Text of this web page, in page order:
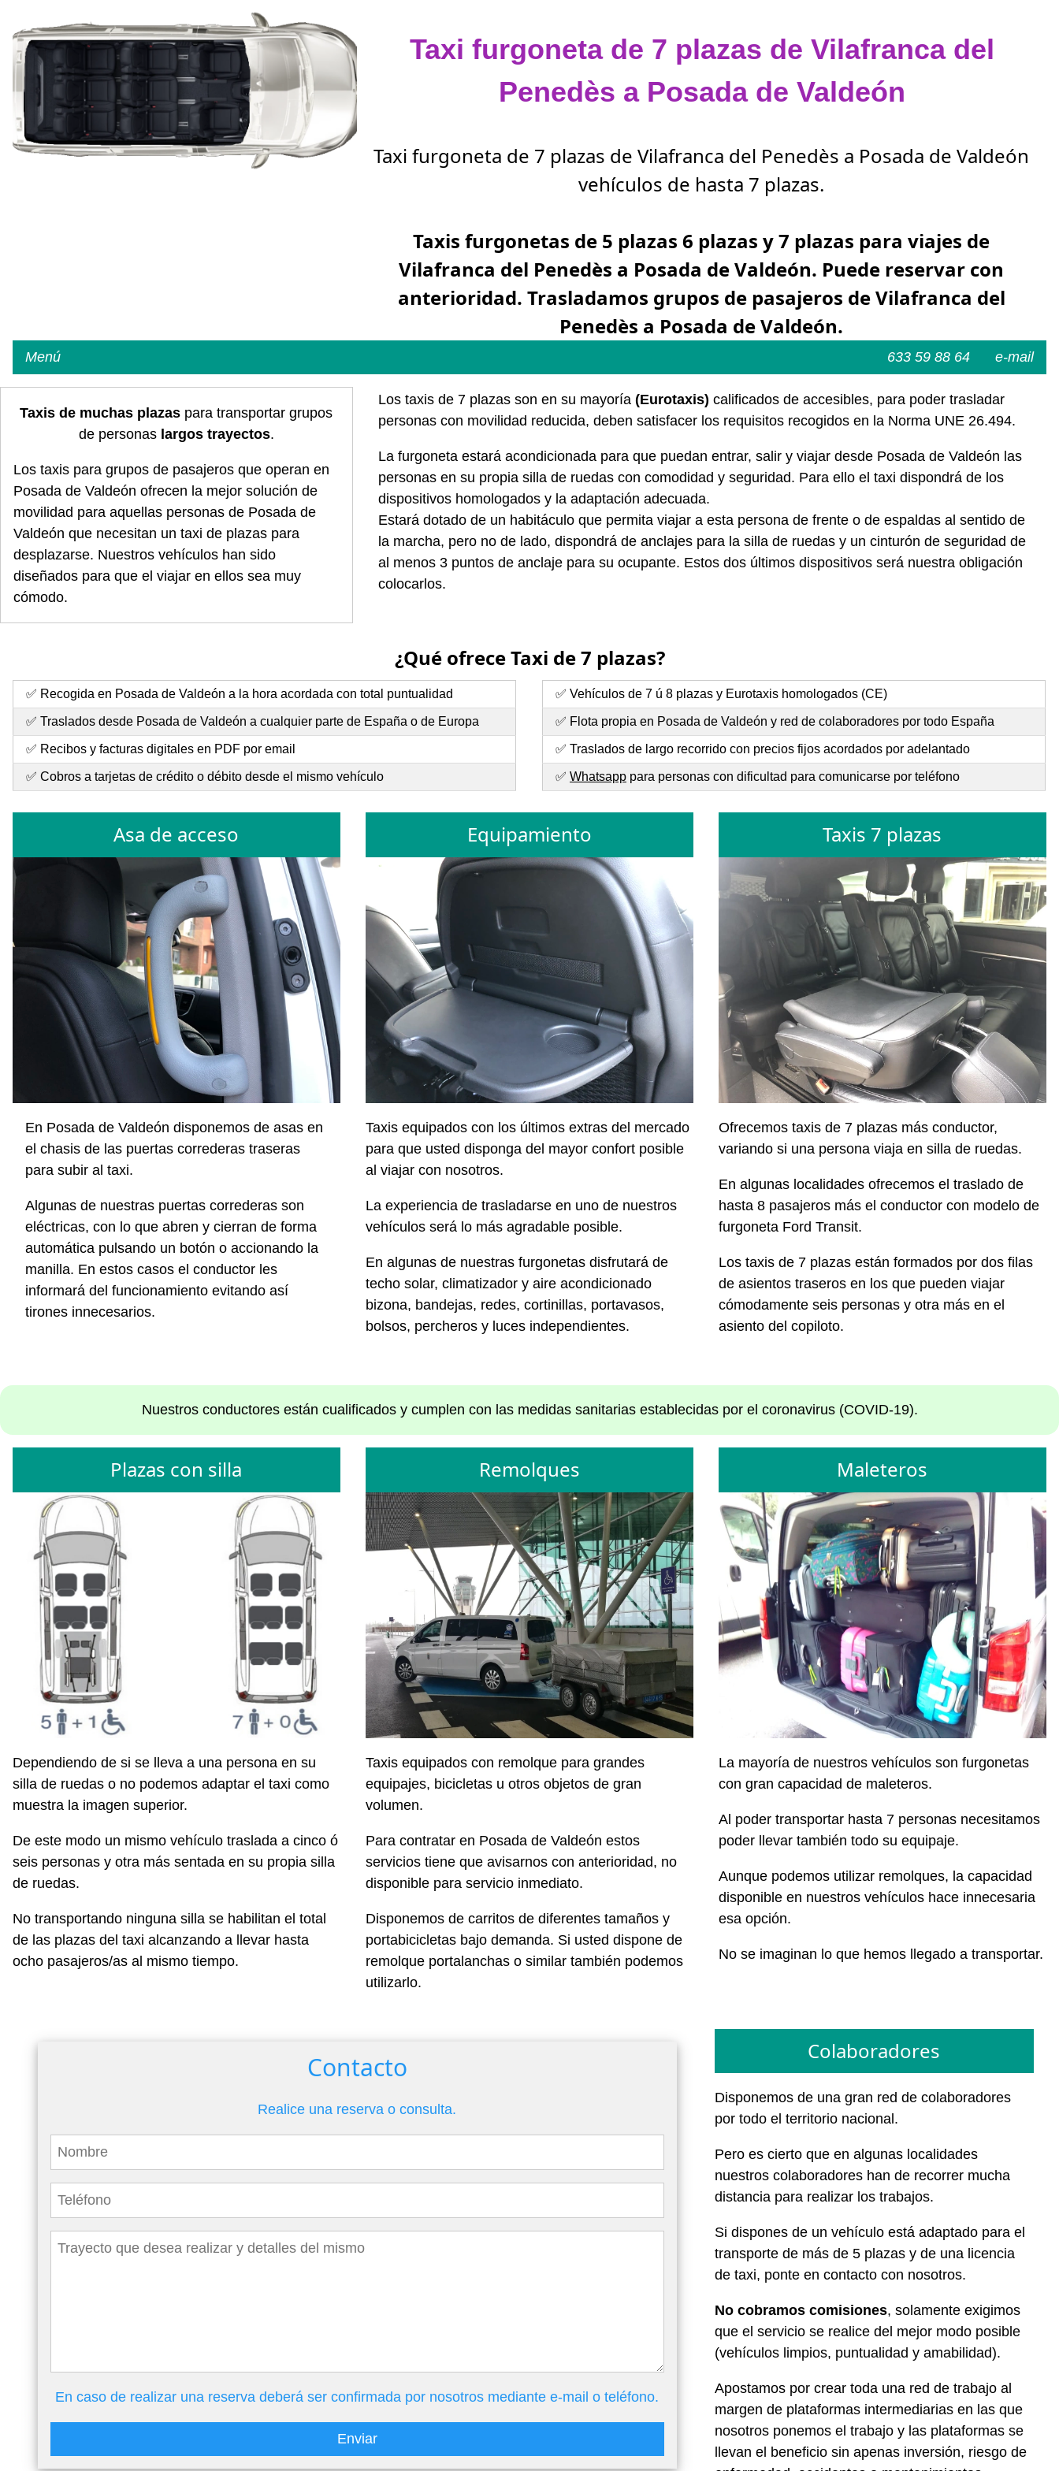
Taxi furgoneta de 7 plazas de Vilafranca del
Penedès a Posada de Valdeón
Taxi furgoneta de 7 plazas de Vilafranca del Penedès a Posada de Valdeón
vehículos de hasta 7 plazas.
Taxis furgonetas de 5 plazas 6 plazas y 7 plazas para viajes de
Vilafranca del Penedès a Posada de Valdeón. Puede reservar con
anterioridad. Trasladamos grupos de pasajeros de Vilafranca del
Penedès a Posada de Valdeón.
e-mail
633 59 88 64
Menú
Taxis de muchas plazas para transportar grupos
de personas largos trayectos.
Los taxis para grupos de pasajeros que operan en
Posada de Valdeón ofrecen la mejor solución de
movilidad para aquellas personas de Posada de
Valdeón que necesitan un taxi de plazas para
desplazarse. Nuestros vehículos han sido
diseñados para que el viajar en ellos sea muy
cómodo.
Los taxis de 7 plazas son en su mayoría (Eurotaxis) calificados de accesibles, para poder trasladar
personas con movilidad reducida, deben satisfacer los requisitos recogidos en la Norma UNE 26.494.
La furgoneta estará acondicionada para que puedan entrar, salir y viajar desde Posada de Valdeón las
personas en su propia silla de ruedas con comodidad y seguridad. Para ello el taxi dispondrá de los
dispositivos homologados y la adaptación adecuada.
Estará dotado de un habitáculo que permita viajar a esta persona de frente o de espaldas al sentido de
la marcha, pero no de lado, dispondrá de anclajes para la silla de ruedas y un cinturón de seguridad de
al menos 3 puntos de anclaje para su ocupante. Estos dos últimos dispositivos será nuestra obligación
colocarlos.
¿Qué ofrece Taxi de 7 plazas?
✅ Recogida en Posada de Valdeón a la hora acordada con total puntualidad
✅ Traslados desde Posada de Valdeón a cualquier parte de España o de Europa
✅ Recibos y facturas digitales en PDF por email
✅ Cobros a tarjetas de crédito o débito desde el mismo vehículo
✅ Vehículos de 7 ú 8 plazas y Eurotaxis homologados (CE)
✅ Flota propia en Posada de Valdeón y red de colaboradores por todo España
✅ Traslados de largo recorrido con precios fijos acordados por adelantado
✅ Whatsapppara personas con dificultad para comunicarse por teléfono
Asa de acceso
En Posada de Valdeón disponemos de asas en
el chasis de las puertas correderas traseras
para subir al taxi.
Algunas de nuestras puertas correderas son
eléctricas, con lo que abren y cierran de forma
automática pulsando un botón o accionando la
manilla. En estos casos el conductor les
informará del funcionamiento evitando así
tirones innecesarios.
Equipamiento
Taxis equipados con los últimos extras del mercado
para que usted disponga del mayor confort posible
al viajar con nosotros.
La experiencia de trasladarse en uno de nuestros
vehículos será lo más agradable posible.
En algunas de nuestras furgonetas disfrutará de
techo solar, climatizador y aire acondicionado
bizona, bandejas, redes, cortinillas, portavasos,
bolsos, percheros y luces independientes.
Taxis 7 plazas
Ofrecemos taxis de 7 plazas más conductor,
variando si una persona viaja en silla de ruedas.
En algunas localidades ofrecemos el traslado de
hasta 8 pasajeros más el conductor con modelo de
furgoneta Ford Transit.
Los taxis de 7 plazas están formados por dos filas
de asientos traseros en los que pueden viajar
cómodamente seis personas y otra más en el
asiento del copiloto.
Nuestros conductores están cualificados y cumplen con las medidas sanitarias establecidas por el coronavirus (COVID-19).
Plazas con silla
Dependiendo de si se lleva a una persona en su
silla de ruedas o no podemos adaptar el taxi como
muestra la imagen superior.
De este modo un mismo vehículo traslada a cinco ó
seis personas y otra más sentada en su propia silla
de ruedas.
No transportando ninguna silla se habilitan el total
de las plazas del taxi alcanzando a llevar hasta
ocho pasajeros/as al mismo tiempo.
Remolques
Taxis equipados con remolque para grandes
equipajes, bicicletas u otros objetos de gran
volumen.
Para contratar en Posada de Valdeón estos
servicios tiene que avisarnos con anterioridad, no
disponible para servicio inmediato.
Disponemos de carritos de diferentes tamaños y
portabicicletas bajo demanda. Si usted dispone de
remolque portalanchas o similar también podemos
utilizarlo.
Maleteros
La mayoría de nuestros vehículos son furgonetas
con gran capacidad de maleteros.
Al poder transportar hasta 7 personas necesitamos
poder llevar también todo su equipaje.
Aunque podemos utilizar remolques, la capacidad
disponible en nuestros vehículos hace innecesaria
esa opción.
No se imaginan lo que hemos llegado a transportar.
Contacto
Realice una reserva o consulta.
En caso de realizar una reserva deberá ser confirmada por nosotros mediante e-mail o teléfono.
Enviar
Colaboradores
Disponemos de una gran red de colaboradores
por todo el territorio nacional.
Pero es cierto que en algunas localidades
nuestros colaboradores han de recorrer mucha
distancia para realizar los trabajos.
Si dispones de un vehículo está adaptado para el
transporte de más de 5 plazas y de una licencia
de taxi, ponte en contacto con nosotros.
No cobramos comisiones, solamente exigimos
que el servicio se realice del mejor modo posible
(vehículos limpios, puntualidad y amabilidad).
Apostamos por crear toda una red de trabajo al
margen de plataformas intermediarias en las que
nosotros ponemos el trabajo y las plataformas se
llevan el beneficio sin apenas inversión, riesgo de